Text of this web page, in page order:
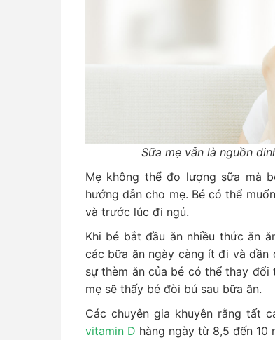
Sữa mẹ vẫn là nguồn
Mẹ không thể đo lượng sữa mà
hướng dẫn cho mẹ. Bé có thể
và trước lúc đi ngủ.
Khi bé bắt đầu ăn nhiều thức ăn
các bữa ăn ngày càng ít đi và dần
sự thèm ăn của bé có thể thay đổi
mẹ sẽ thấy bé đòi bú sau bữa ăn.
Các chuyên gia khuyên rằng tất
vitamin D hàng ngày từ 8,5 đến 10